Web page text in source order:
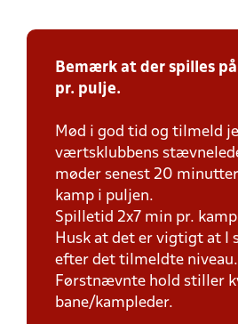
Bemærk at der spilles
pr. pulje.
Mød i god tid og tilmeld
værtsklubbens
møder senest 20
kamp i puljen.
Spilletid 2x7 min pr.
Husk at det er vigtigt at I
efter det tilmeldte niveau.
Førstnævnte hold stiller
bane/kampleder.